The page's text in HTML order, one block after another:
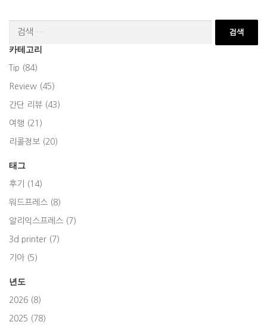
카테고리
Tip (84)
Review (45)
간단 리뷰 (43)
여행 (21)
리콜정보 (20)
태그
후기 (14)
워드프레스 (8)
알리익스프레스 (7)
3d printer (7)
기아 (5)
년도
2026 (8)
2025 (78)